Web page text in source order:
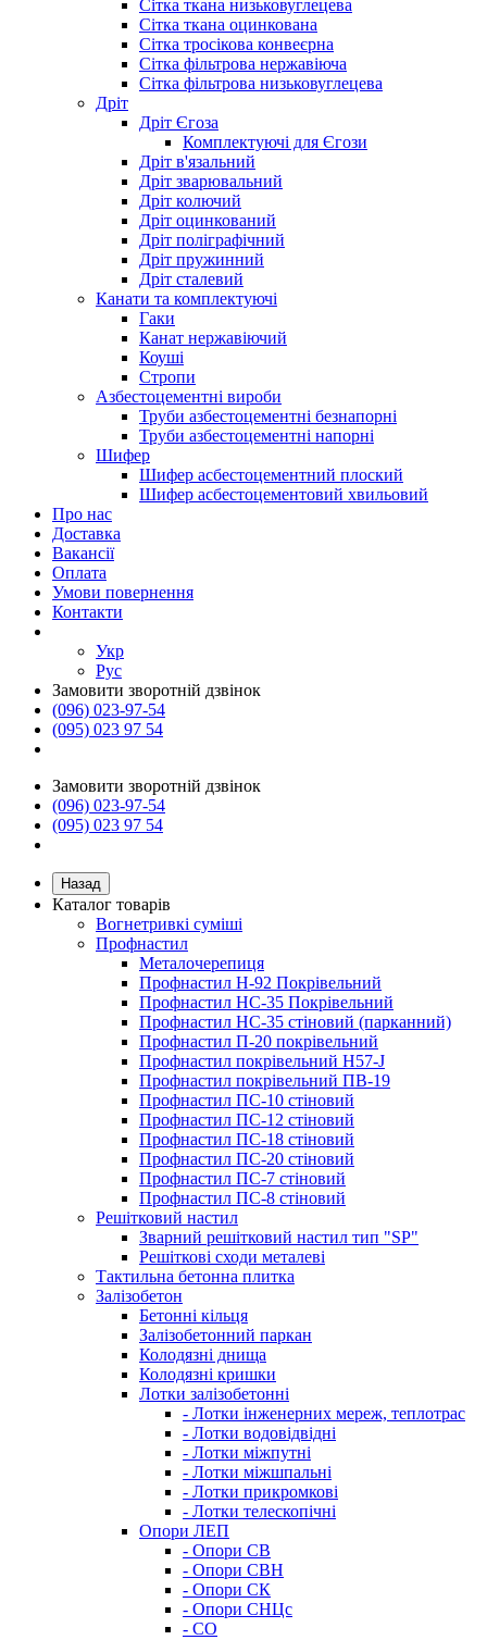
Сітка ткана низьковуглецева
Сітка ткана оцинкована
Сітка тросікова конвеєрна
Сітка фільтрова нержавіюча
Сітка фільтрова низьковуглецева
Дріт
Дріт Єгоза
Комплектуючі для Єгози
Дріт в'язальний
Дріт зварювальний
Дріт колючий
Дріт оцинкований
Дріт поліграфічний
Дріт пружинний
Дріт сталевий
Канати та комплектуючі
Гаки
Канат нержавіючий
Коуші
Стропи
Азбестоцементні вироби
Труби азбестоцементні безнапорні
Труби азбестоцементні напорні
Шифер
Шифер асбестоцементний плоский
Шифер асбестоцементовий хвильовий
Про нас
Доставка
Вакансії
Оплата
Умови повернення
Контакти
Укр
Рус
Замовити зворотній дзвінок
(096) 023-97-54
(095) 023 97 54
Замовити зворотній дзвінок
(096) 023-97-54
(095) 023 97 54
Назад
Каталог товарів
Вогнетривкі суміші
Профнастил
Металочерепиця
Профнастил Н-92 Покрівельний
Профнастил НС-35 Покрівельний
Профнастил НС-35 стіновий (парканний)
Профнастил П-20 покрівельний
Профнастил покрівельний H57-J
Профнастил покрівельний ПВ-19
Профнастил ПС-10 стіновий
Профнастил ПС-12 стіновий
Профнастил ПС-18 стіновий
Профнастил ПС-20 стіновий
Профнастил ПС-7 стіновий
Профнастил ПС-8 стіновий
Решітковий настил
Зварний решітковий настил тип "SP"
Решіткові сходи металеві
Тактильна бетонна плитка
Залізобетон
Бетонні кільця
Залізобетонний паркан
Колодязні днища
Колодязні кришки
Лотки залізобетонні
- Лотки інженерних мереж, теплотрас
- Лотки водовідвідні
- Лотки міжпутні
- Лотки міжшпальні
- Лотки прикромкові
- Лотки телескопічні
Опори ЛЕП
- Опори СВ
- Опори СВН
- Опори СК
- Опори СНЦс
- СО